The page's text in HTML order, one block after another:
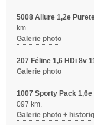
5008 Allure 1,2e
km
Galerie photo
207 Féline 1,6 HDi 8v
Galerie photo
1007 Sporty Pack
097 km.
Galerie photo +